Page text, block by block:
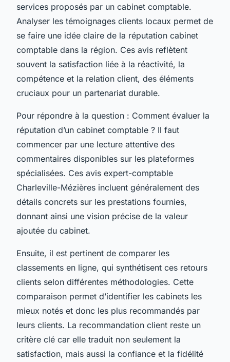
services proposés par un cabinet comptable.
Analyser les témoignages clients locaux permet de
se faire une idée claire de la réputation cabinet
comptable dans la région. Ces avis reflètent
souvent la satisfaction liée à la réactivité, la
compétence et la relation client, des éléments
cruciaux pour un partenariat durable.
Pour répondre à la question : Comment évaluer la
réputation d’un cabinet comptable ? Il faut
commencer par une lecture attentive des
commentaires disponibles sur les plateformes
spécialisées. Ces avis expert-comptable
Charleville-Mézières incluent généralement des
détails concrets sur les prestations fournies,
donnant ainsi une vision précise de la valeur
ajoutée du cabinet.
Ensuite, il est pertinent de comparer les
classements en ligne, qui synthétisent ces retours
clients selon différentes méthodologies. Cette
comparaison permet d’identifier les cabinets les
mieux notés et donc les plus recommandés par
leurs clients. La recommandation client reste un
critère clé car elle traduit non seulement la
satisfaction, mais aussi la confiance et la fidélité